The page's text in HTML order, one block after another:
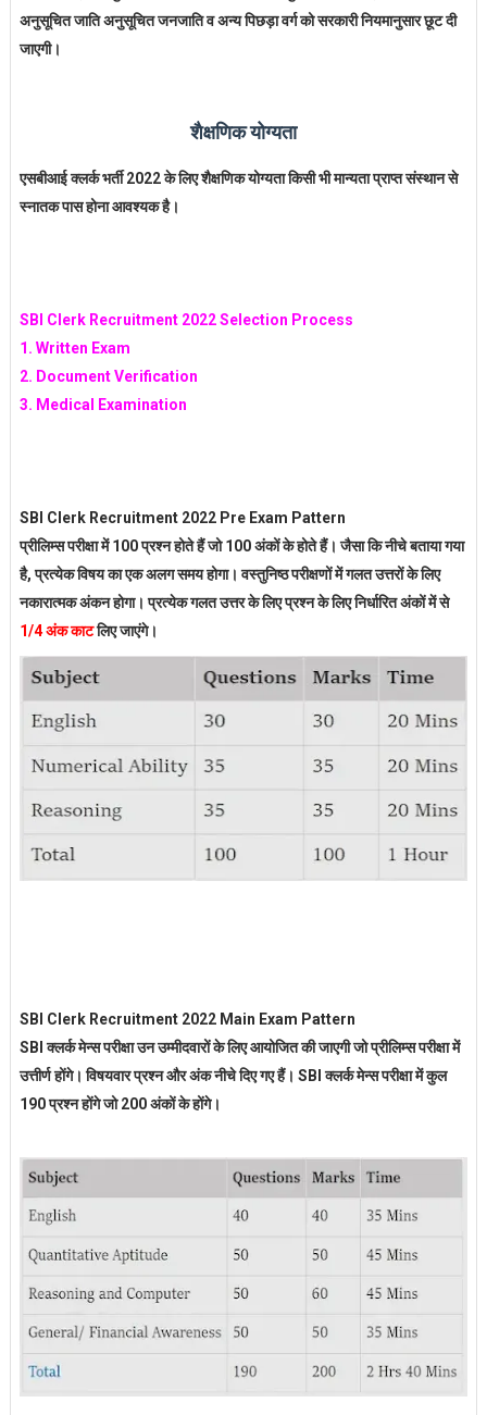
अनुसूचित जाति अनुसूचित जनजाति व अन्य पिछड़ा वर्ग को सरकारी नियमानुसार छूट दी
जाएगी।
शैक्षणिक योग्यता
एसबीआई क्लर्क भर्ती 2022 के लिए शैक्षणिक योग्यता किसी भी मान्यता प्राप्त संस्थान से
स्नातक पास होना आवश्यक है।
SBI Clerk Recruitment 2022 Selection Process
1. Written Exam
2. Document Verification
3. Medical Examination
SBI Clerk Recruitment 2022 Pre Exam Pattern
प्रीलिम्स परीक्षा में 100 प्रश्न होते हैं जो 100 अंकों के होते हैं। जैसा कि नीचे बताया गया
है, प्रत्येक विषय का एक अलग समय होगा। वस्तुनिष्ठ परीक्षणों में गलत उत्तरों के लिए
नकारात्मक अंकन होगा। प्रत्येक गलत उत्तर के लिए प्रश्न के लिए निर्धारित अंकों में से
1/4 अंक काटलिए जाएंगे।
SBI Clerk Recruitment 2022 Main Exam Pattern
SBI क्लर्क मेन्स परीक्षा उन उम्मीदवारों के लिए आयोजित की जाएगी जो प्रीलिम्स परीक्षा में
उत्तीर्ण होंगे। विषयवार प्रश्न और अंक नीचे दिए गए हैं। SBI क्लर्क मेन्स परीक्षा में कुल
190 प्रश्न होंगे जो 200 अंकों के होंगे।